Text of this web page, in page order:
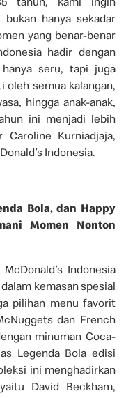
tahun, kami ingin
hanya sekadar
yang benar-benar
hadir dengan
seru, tapi juga
oleh semua kalangan,
hingga anak-anak,
ini menjadi lebih
Caroline Kurniadjaja,
Indonesia.
Bola, dan Happy
Momen Nonton
Indonesia
kemasan spesial
pilihan menu favorit
dan French
minuman Coca-
Legenda Bola edisi
ini menghadirkan
David Beckham,